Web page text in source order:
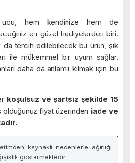
hem kendinize hem de
en güzel hediyelerden biri.
da tercih edilebilecek bu ürün, şık
ile mükemmel bir uyum sağlar.
daha da anlamlı kılmak için bu
koşulsuz ve şartsız şekilde 15
olduğunuz fiyat üzerinden iade ve
kaynaklı nedenlerle ağırlığı
göstermektedir.